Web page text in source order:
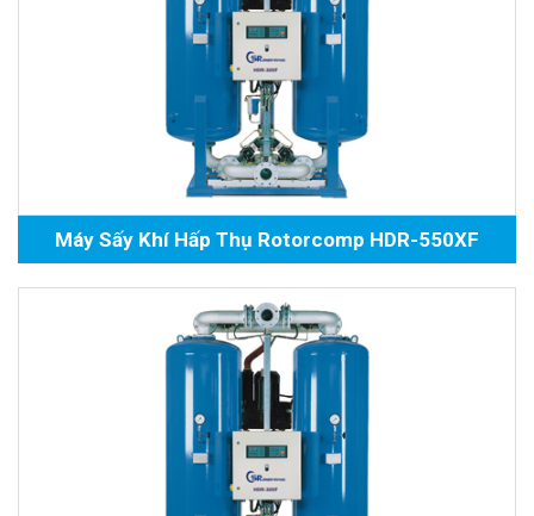
Máy Sấy Khí Hấp Thụ Rotorcomp HDR-550XF